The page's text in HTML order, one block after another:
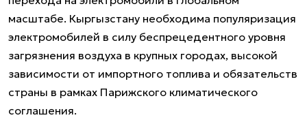
масштабе. Кыргызстану необходима популяризация
электромобилей в силу беспрецедентного уровня
загрязнения воздуха в крупных городах, высокой
зависимости от импортного топлива и обязательств
страны в рамках Парижского климатического
соглашения.